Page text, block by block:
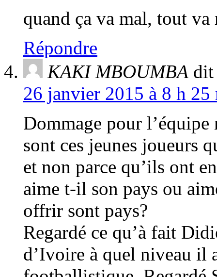
quand ça va mal, tout va
Répondre
KAKI MBOUMBA
26 janvier 2015 à 8 h
Dommage pour
sont ces jeunes joueurs
et non parce qu’ils ont
aime t-il son pays ou
offrir sont pays?
Regardé ce qu’à fait
d’Ivoire à quel niveau il